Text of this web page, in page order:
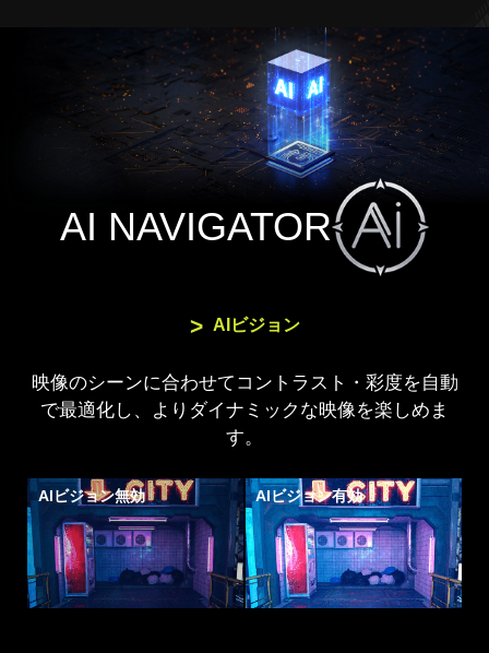
AI NAVIGATOR
AIビジョン
映像のシーンに合わせてコントラスト・彩度を自動
で最適化し、よりダイナミックな映像を楽しめま
す。
AIビジョン無効 AIビジョン有効